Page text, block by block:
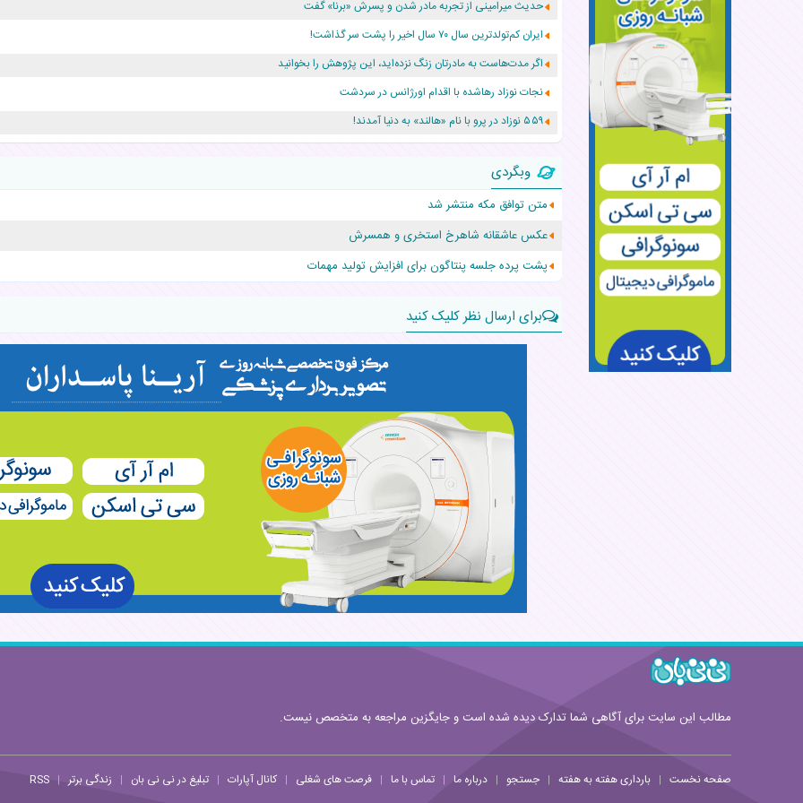
حدیث میرامینی از تجربه مادر شدن و پسرش «برنا» گفت
ایران کم‌تولدترین سال ۷۰ سال اخیر را پشت سر گذاشت!
اگر مدت‌هاست به مادرتان زنگ نزده‌اید، این پژوهش را بخوانید
نجات نوزاد رهاشده با اقدام اورژانس در سردشت
۵۵۹ نوزاد در پرو با نام «هالند» به دنیا آمدند!
زن ۲۴ ساله پس از درمان سرطان رحم، مادر شد
افزایش قد این دختر، چند میلیون دلار برای پدرش خرج داشته
حرکت غیرقانونی یک پرستار، جان دوقلوها را نجات داد!
عجیب‌ترین تولد در ۵/۵/۵ امسال که همه را شوکه کرد!
وبگردی
متن توافق مکه منتشر شد
عکس عاشقانه شاهرخ استخری و همسرش
پشت پرده جلسه پنتاگون برای افزایش تولید مهمات
برای ارسال نظر کلیک کنید
قوانین ارسال نظر
مطالب این سایت برای آگاهی شما تدارک دیده شده است و جایگزین مراجعه به متخصص نیست.
صفحه نخست | بارداری هفته به هفته | جستجو | درباره ما | تماس با ما | فرصت های شغلی | کانال آپارات | تبلیغ در نی نی بان | زندگی برتر |
RSS